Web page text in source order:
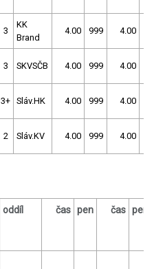
3
KK
Brand
4.00 999 4.00
3 SKVSČB 4.00 999 4.00
3+ Sláv.HK 4.00 999 4.00
2 Sláv.KV 4.00 999 4.00
oddíl čas pen čas pen